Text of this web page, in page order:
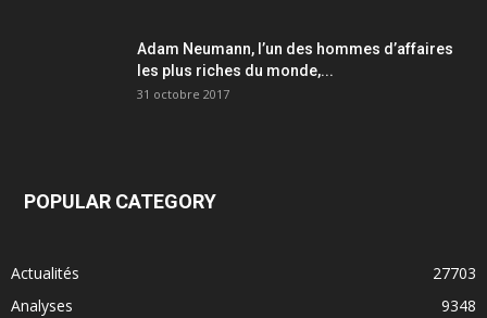
Adam Neumann, l’un des hommes d’affaires
les plus riches du monde,...
31 octobre 2017
POPULAR CATEGORY
Actualités
27703
Analyses
9348